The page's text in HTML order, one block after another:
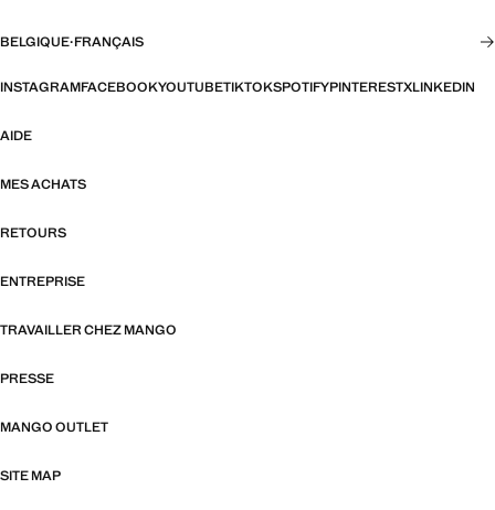
BELGIQUE·FRANÇAIS
INSTAGRAMFACEBOOKYOUTUBETIKTOKSPOTIFYPINTERESTXLINKEDIN
AIDE
MES ACHATS
RETOURS
ENTREPRISE
TRAVAILLER CHEZ MANGO
PRESSE
MANGO OUTLET
SITE MAP